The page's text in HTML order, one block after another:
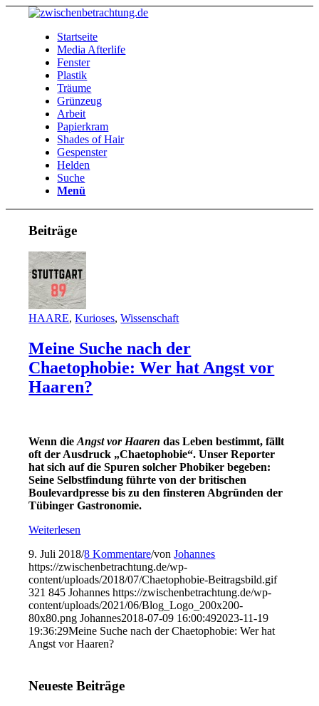
Startseite
Media Afterlife
Fenster
Plastik
Träume
Grünzeug
Arbeit
Papierkram
Shades of Hair
Gespenster
Helden
Suche
Menü
Beiträge
HAARE,Kurioses,Wissenschaft
Meine Suche nach der
Chaetophobie: Wer hat Angst vor
Haaren?
Wenn dieAngst vor Haaren das Leben bestimmt, fällt
oft der Ausdruck „Chaetophobie“. Unser Reporter
hat sich auf die Spuren solcher Phobiker begeben:
Seine Selbstfindung führte von der britischen
Boulevardpresse bis zu den finsteren Abgründen der
Tübinger Gastronomie.
Weiterlesen
9. Juli 2018/8 Kommentare/vonJohannes
https://zwischenbetrachtung.de/wp-
content/uploads/2018/07/Chaetophobie-Beitragsbild.gif
321 845 Johannes https://zwischenbetrachtung.de/wp-
content/uploads/2021/06/Blog_Logo_200x200-
80x80.png Johannes2018-07-09 16:00:492023-11-19
19:36:29Meine Suche nach der Chaetophobie: Wer hat
Angst vor Haaren?
Neueste Beiträge